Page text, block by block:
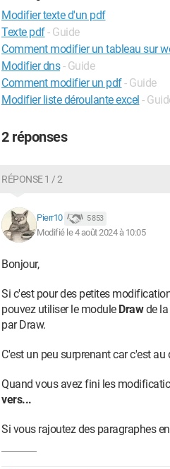
Modifier texte d'un pdf
Texte pdf- Guide
Comment modifier un tableau sur
Modifier dns - Guide
Comment modifier un pdf- Guide
Modifier liste déroulante excel -
2 réponses
RÉPONSE 1 / 2
Pierr10 5 853
Modifié le 4 août 2024 à 10:05
Bonjour,
Si c'est pour des petites
pouvez utiliser le module Drawde la
par Draw.
C'est un peu surprenant car c'est
Quand vous avez fini les
vers...
Si vous rajoutez des paragraphes